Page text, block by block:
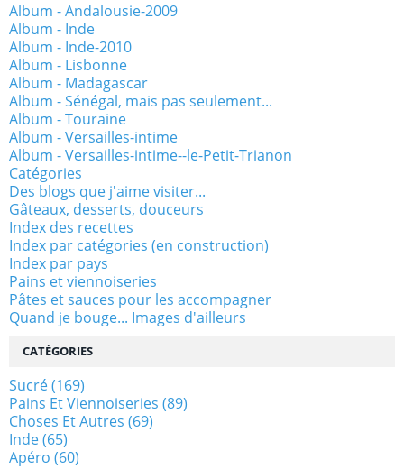
Album - Andalousie-2009
Album - Inde
Album - Inde-2010
Album - Lisbonne
Album - Madagascar
Album - Sénégal, mais pas seulement...
Album - Touraine
Album - Versailles-intime
Album - Versailles-intime--le-Petit-Trianon
Catégories
Des blogs que j'aime visiter...
Gâteaux, desserts, douceurs
Index des recettes
Index par catégories (en construction)
Index par pays
Pains et viennoiseries
Pâtes et sauces pour les accompagner
Quand je bouge... Images d'ailleurs
CATÉGORIES
Sucré(169)
Pains Et Viennoiseries (89)
Choses Et Autres (69)
Inde(65)
Apéro (60)